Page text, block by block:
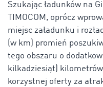
Szukając ładunków na
TIMOCOM, oprócz
miejsc załadunku i
(w km) promień
tego obszaru o
kilkadziesiąt)
korzystnej oferty za